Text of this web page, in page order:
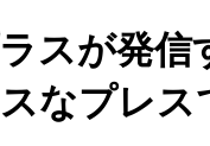
スが発信
なプレス